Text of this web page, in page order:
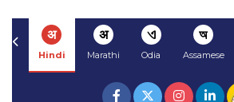
अ
Hindi
अ
Marathi
ଏ
Odia
অ
Assamese